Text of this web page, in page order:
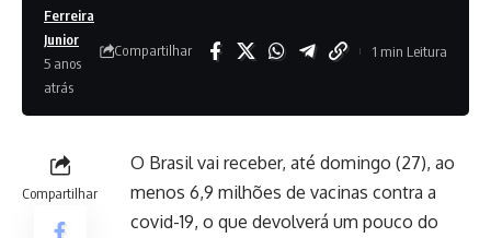
Ferreira
Junior
5 anos
atrás
Compartilhar 1 min Leitura
Compartilhar
O Brasil vai receber, até domingo (27), ao
menos 6,9 milhões de vacinas contra a
covid-19, o que devolverá um pouco do